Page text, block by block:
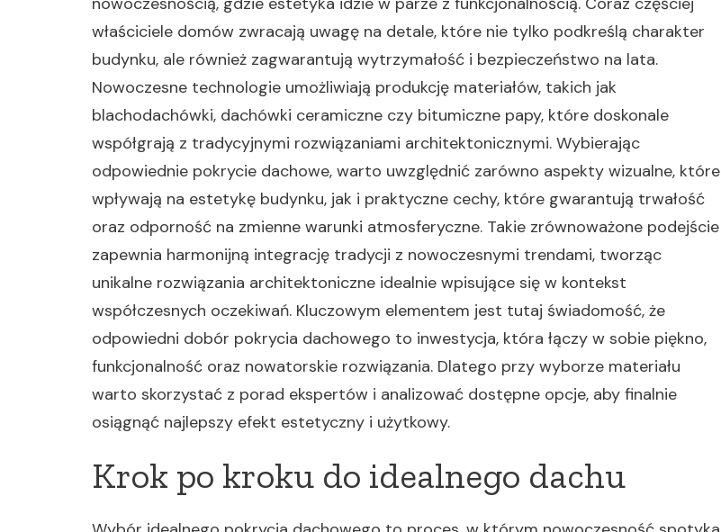
właściciele domów zwracają uwagę na detale, które nie tylko podkreślą charakter
budynku, ale również zagwarantują wytrzymałość i bezpieczeństwo na lata.
Nowoczesne technologie umożliwiają produkcję materiałów, takich jak
blachodachówki, dachówki ceramiczne czy bitumiczne papy, które doskonale
współgrają z tradycyjnymi rozwiązaniami architektonicznymi. Wybierając
odpowiednie pokrycie dachowe, warto uwzględnić zarówno aspekty wizualne, które
wpływają na estetykę budynku, jak i praktyczne cechy, które gwarantują trwałość
oraz odporność na zmienne warunki atmosferyczne. Takie zrównoważone podejście
zapewnia harmonijną integrację tradycji z nowoczesnymi trendami, tworząc
unikalne rozwiązania architektoniczne idealnie wpisujące się w kontekst
współczesnych oczekiwań. Kluczowym elementem jest tutaj świadomość, że
odpowiedni dobór pokrycia dachowego to inwestycja, która łączy w sobie piękno,
funkcjonalność oraz nowatorskie rozwiązania. Dlatego przy wyborze materiału
warto skorzystać z porad ekspertów i analizować dostępne opcje, aby finalnie
osiągnąć najlepszy efekt estetyczny i użytkowy.
Krok po kroku do idealnego dachu